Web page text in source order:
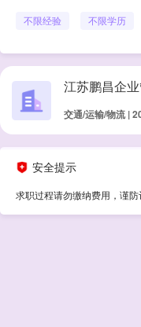
不限经验 不限学历
江苏鹏昌企
交通/运输/物流 |
安全提示
求职过程请勿缴纳费用，谨